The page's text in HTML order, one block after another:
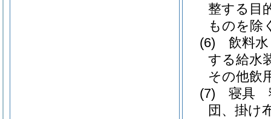
整する目
ものを除
(6)
飲料
する給水
その他飲
(7)
寝具
団、掛け